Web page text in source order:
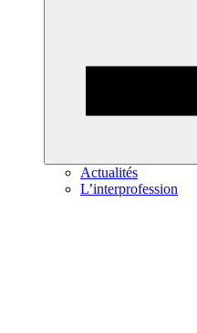
Actualités
L’interprofession